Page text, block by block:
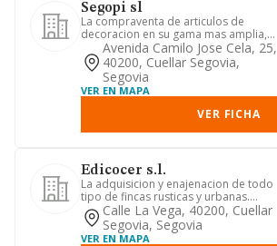
Segopi sl
La compraventa de articulos de
decoracion en su gama mas amplia,
pinturas, incluidas las de vehicul...
Avenida Camilo Jose Cela, 25,
40200, Cuellar Segovia,
Segovia
VER EN MAPA
VER FICHA
Edicocer s.l.
La adquisicion y enajenacion de todo
tipo de fincas rusticas y urbanas.
reedificacion de todo tipo ...
Calle La Vega, 40200, Cuellar
Segovia, Segovia
VER EN MAPA